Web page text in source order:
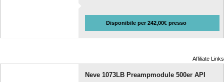
Disponibile per 242,00€ presso
Affiliate Links
Neve 1073LB Preampmodule 500er API